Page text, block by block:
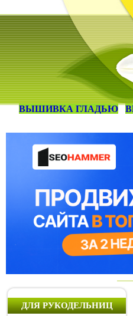
ВЫШИВКА ГЛАДЬЮ
ДЛЯ РУКОДЕЛЬНИЦ